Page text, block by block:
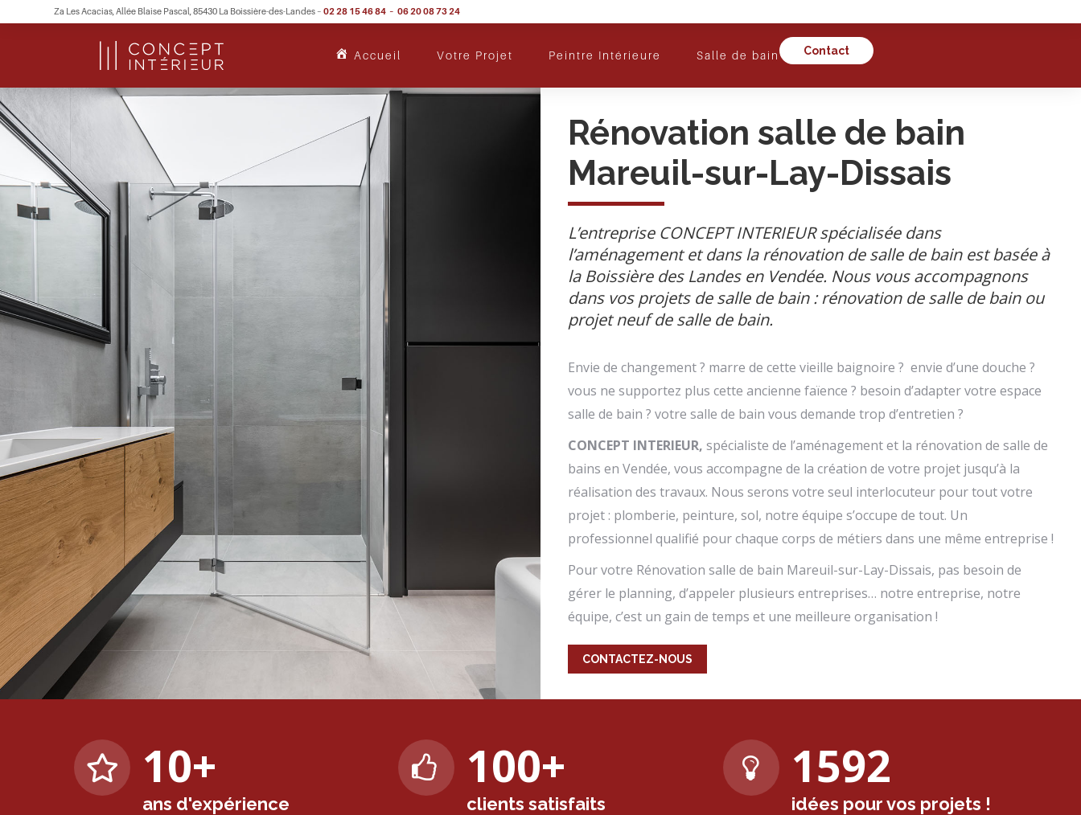
Za Les Acacias, Allée Blaise Pascal, 85430 La Boissière-des-Landes –02 28 15 46 84 – 06 20 08 73 24
Accueil Votre Projet Peintre Intérieure Salle de bain Contact
Rénovation salle de bain
Mareuil-sur-Lay-Dissais
L’entreprise CONCEPT INTERIEUR spécialisée dans
l’aménagement et dans la rénovation de salle de bain est basée à
la Boissière des Landes en Vendée. Nous vous accompagnons
dans vos projets de salle de bain : rénovation de salle de bain ou
projet neuf de salle de bain.
Envie de changement ? marre de cette vieille baignoire ? envie d’une douche ?
vous ne supportez plus cette ancienne faïence ? besoin d’adapter votre espace
salle de bain ? votre salle de bain vous demande trop d’entretien ?
CONCEPT INTERIEUR, spécialiste de l’aménagement et la rénovation de salle de
bains en Vendée, vous accompagne de la création de votre projet jusqu’à la
réalisation des travaux. Nous serons votre seul interlocuteur pour tout votre
projet : plomberie, peinture, sol, notre équipe s’occupe de tout. Un
professionnel qualifié pour chaque corps de métiers dans une même entreprise !
Pour votre Rénovation salle de bain Mareuil-sur-Lay-Dissais, pas besoin de
gérer le planning, d’appeler plusieurs entreprises… notre entreprise, notre
équipe, c’est un gain de temps et une meilleure organisation !
CONTACTEZ-NOUS
10+
ans d'expérience
100+
clients satisfaits
1600
idées pour vos projets !